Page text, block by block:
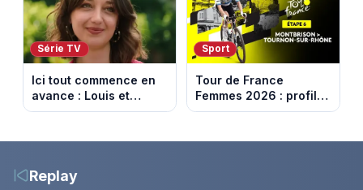
Série TV
Ici tout commence en
avance : Louis et
Jasmine enfin en
août 2026 (spoiler)
Sport
Tour de France
Femmes 2026 : profil
et horaires de la 6e
Montbrison et
Replay